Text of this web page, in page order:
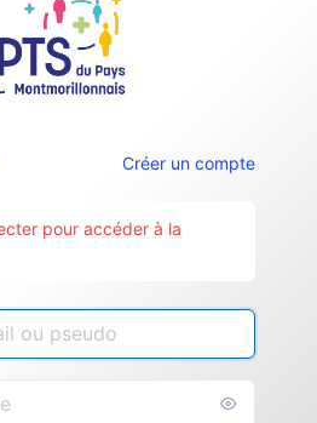
Créer un compte
pour accéder à la